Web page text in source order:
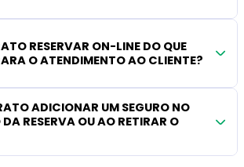
RESERVAR ON-LINE DO QUE
O ATENDIMENTO AO CLIENTE?
ADICIONAR UM SEGURO NO
RESERVA OU AO RETIRAR O